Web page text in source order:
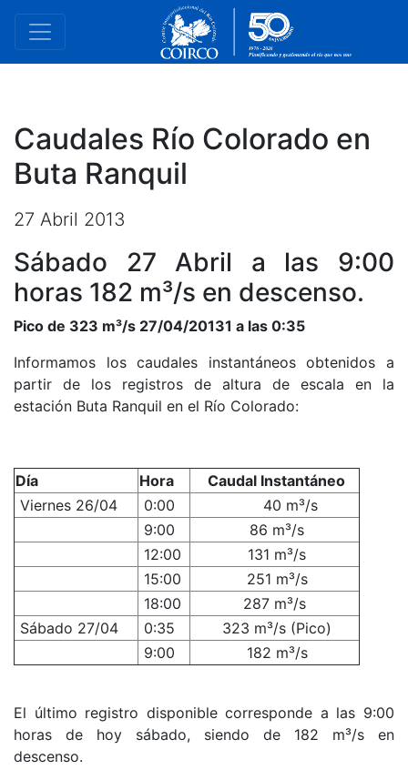
Caudales Río Colorado en
Buta Ranquil
27 Abril 2013
Sábado 27 Abril a las 9:00
horas 182 m³/s en descenso.
Pico de 323 m³/s 27/04/20131 a las 0:35
Informamos los caudales instantáneos obtenidos a
partir de los registros de altura de escala en la
estación Buta Ranquil en el Río Colorado:
Día Hora
Caudal Instantáneo
Viernes 26/04
0:00
40 m³/s
9:00
86 m³/s
12:00
131 m³/s
15:00
251 m³/s
18:00
287 m³/s
Sábado 27/04
0:35
323 m³/s (Pico)
9:00
182 m³/s
El último registro disponible corresponde a las 9:00
horas de hoy sábado, siendo de 182 m³/s en
descenso.